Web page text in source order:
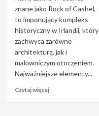
znane jako Rock of Cashel,
to imponujący kompleks
historyczny w Irlandii, który
zachwyca zarówno
architekturą, jak i
malowniczym otoczeniem.
Najważniejsze elementy...
Czytaj więcej